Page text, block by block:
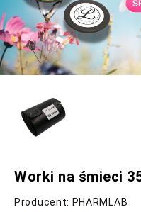
Worki na śmieci
Producent: PHARMLAB